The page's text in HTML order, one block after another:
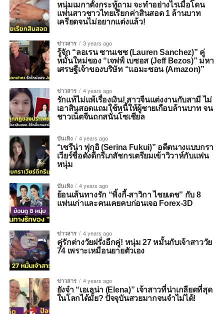
หนุ่มเมกาตั้งกระทู้ถาม จะทำอย่างไรเมื่อโดน
แฟนสาวชาวไทยเรียกค่าสินสอด 1 ล้านบาท
เครียดจนไม่อยากแต่งแล้ว!
ข่าวสาร 3 years ago
รู้จัก “ลอเรน ซานเชซ (Lauren Sanchez)” คู่
หมั้นใหม่ของ “เจฟฟ์ เบซอส (Jeff Bezos)” มหา
เศรษฐีเจ้าของบริษัท “แอมะซอน (Amazon)”
ข่าวสาร 4 years ago
รักแท้ไม่แพ้เรื่องเงิน! สาวจีนแต่งงานกับสามี ไม่
เอาสินสอดแถมใช้หนี้ให้ผู้ชายเกือบล้านบาท จน
ชาวเน็ตจีนถกสนั่นโซเชียล
บันเทิง 4 years ago
“เซรีน่า ฟุกุอิ (Serina Fukui)” อดีตนางแบบกรา
เวียร์ชื่อดังดีกรีเภสัชกรเตรียมเข้าวิวาห์กับแฟน
หนุ่ม
บันเทิง 4 years ago
ย้อนเส้นทางรัก “พิ้งกี้-สาวิกา ไชยเดช” กับ 8
แฟนเก่าและคนเคยคบก่อนเจอ Forex-3D
ข่าวสาร 4 years ago
คู่รักต่างวัยฝรั่งอีกคู่! หนุ่ม 27 หมั้นกับเจ้าสาววัย
74 เพราะเหมือนยายตัวเอง
ข่าวสาร 4 years ago
ยังจำ “เอเลน่า (Elena)” เจ้าสาวที่น่าเกลียดที่สุด
ในโลกได้มั้ย? ปัจจุบันสวยมากจนจำไม่ได้!